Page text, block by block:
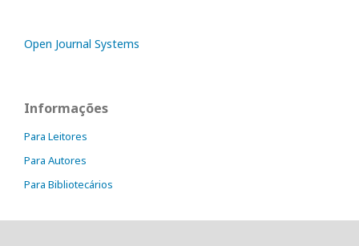
Open Journal Systems
Informações
Para Leitores
Para Autores
Para Bibliotecários